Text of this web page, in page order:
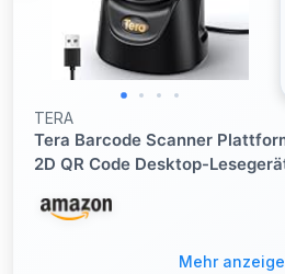
TERA
Tera Barcode Scanner
2D QR Code Desktop-
Kabelgebunden Verstellbarer
für POS Supermarkt Lager
Mehr